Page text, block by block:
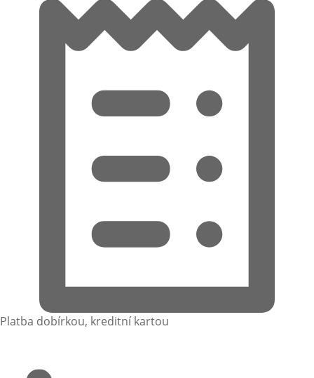
Platba dobírkou, kreditní kartou